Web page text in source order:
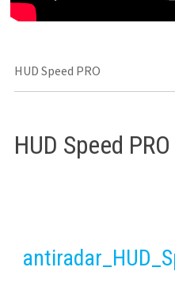
HUD Speed PRO
HUD Speed PRO